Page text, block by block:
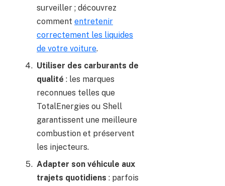
surveiller ; découvrez
comment entretenir
correctement les liquides
de votre voiture.
Utiliser des carburants de
qualité : les marques
reconnues telles que
TotalEnergies ou Shell
garantissent une meilleure
combustion et préservent
les injecteurs.
Adapter son véhicule aux
trajets quotidiens : parfois